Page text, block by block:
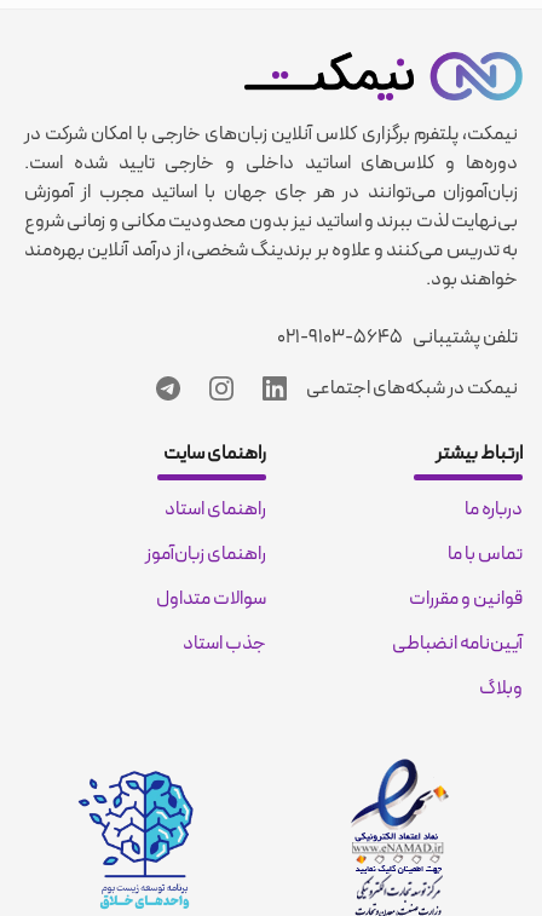
نیمکت، پلتفرم برگزاری کلاس آنلاین زبان‌های خارجی با امکان شرکت در
دوره‌ها و کلاس‌های اساتید داخلی و خارجی تایید شده است.
زبان‌آموزان می‌توانند در هر جای جهان با اساتید مجرب از آموزش
بی‌نهایت لذت ببرند و اساتید نیز بدون محدودیت مکانی و زمانی شروع
به تدریس می‌کنند و علاوه بر برندینگ شخصی، از درآمد آنلاین بهره‌مند
خواهند بود.
تلفن پشتیبانی ۰۲۱-۹۱۰۳-۵۶۴۵
نیمکت در شبکه‌های اجتماعی
ارتباط بیشتر
درباره ما
تماس با ما
قوانین و مقررات
آیین‌نامه انضباطی
وبلاگ
راهنمای سایت
راهنمای استاد
راهنمای زبان‌آموز
سوالات متداول
جذب استاد